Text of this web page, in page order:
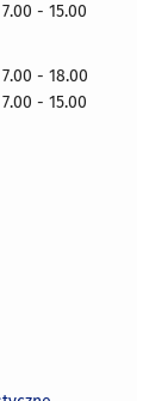
- 15.00
- 18.00
- 15.00